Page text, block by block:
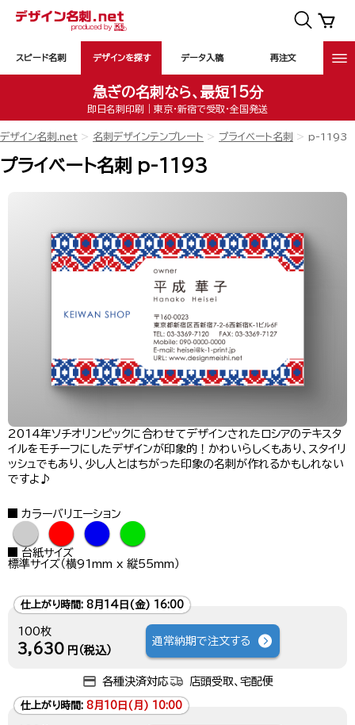
スピード名刺 デザインを探す データ入稿 再注文
急ぎの名刺なら、最短15分
即日名刺印刷｜東京・新宿で受取・全国発送
デザイン名刺.net 名刺デザインテンプレート プライベート名刺 p-1193
プライベート名刺 p-1193
2014年ソチオリンピックに合わせてデザインされたロシアのテキスタ
イルをモチーフにしたデザインが印象的！かわいらしくもあり、スタイリ
ッシュでもあり、少し人とはちがった印象の名刺が作れるかもしれない
ですよ♪
カラーバリエーション
● ● ● ●
台紙サイズ
標準サイズ（横91mm x 縦55mm）
仕上がり時間: 8月14日(金) 16:00
100枚
3,630 円（税込）
通常納期で注文する
各種決済対応 店頭受取、宅配便
仕上がり時間: 8月10日(月) 10:00